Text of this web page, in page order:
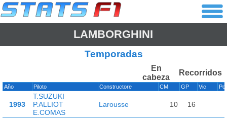
LAMBORGHINI
Temporadas
En
cabeza
Recorridos
Año Piloto Constructore CM GP Vic
1993
T.SUZUKI
P.ALLIOT
E.COMAS
Larousse 10 16